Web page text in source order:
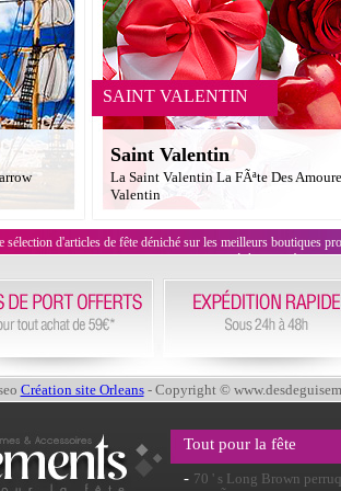
SAINT VALENTIN
Saint Valentin
La Saint Valentin La FÃªte Des
Valentin
d'articles de fête déniché sur les meilleurs boutiques
évènement !
Création site Orleans- Copyright ©
Tout pour la fête
- 70 ' s Long Brown